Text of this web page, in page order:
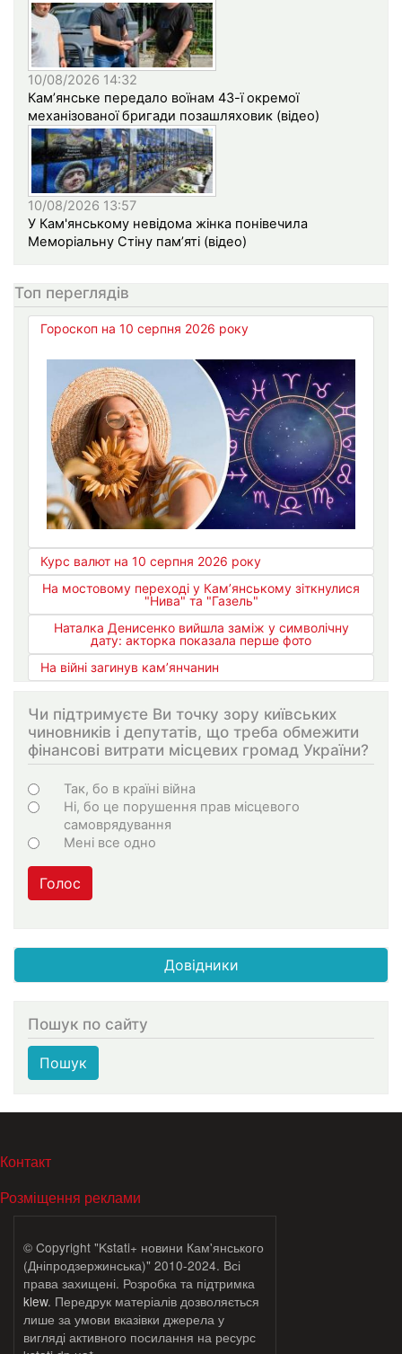
10/08/2026 14:32
Кам’янське передало воїнам 43-ї окремої
механізованої бригади позашляховик (відео)
10/08/2026 13:57
У Кам'янському невідома жінка понівечила
Меморіальну Стіну пам’яті (відео)
Топ переглядів
Гороскоп на 10 серпня 2026 року
Курс валют на 10 серпня 2026 року
На мостовому переході у Кам’янському зіткнулися
"Нива" та "Газель"
Наталка Денисенко вийшла заміж у символічну
дату: акторка показала перше фото
На війні загинув кам’янчанин
Чи підтримуєте Ви точку зору київських
чиновників і депутатів, що треба обмежити
фінансові витрати місцевих громад України?
Варіанти
Так, бо в країні війна
Ні, бо це порушення прав місцевого
самоврядування
Мені все одно
Голос
Довідники
Пошук по сайту
Пошук
МЕНЮ В ПОДВАЛЕ
Контакт
Розміщення реклами
© Copyright "Kstati+ новини Кам'янського
(Дніпродзержинська)" 2010-2024. Всі
права захищені. Розробка та підтримка
klew. Передрук матеріалів дозволяється
лише за умови вказівки джерела у
вигляді активного посилання на ресурс